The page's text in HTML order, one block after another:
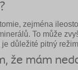
zejména
To může
důležité pitný
že mám